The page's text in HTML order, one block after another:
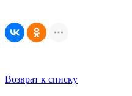
Возврат к списку